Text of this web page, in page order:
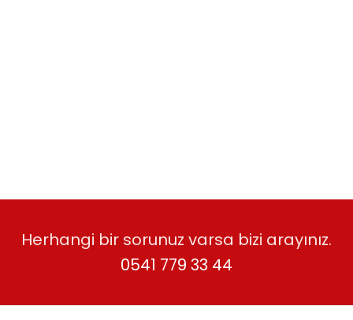
Herhangi bir sorunuz varsa bizi arayınız.
0541 779 33 44